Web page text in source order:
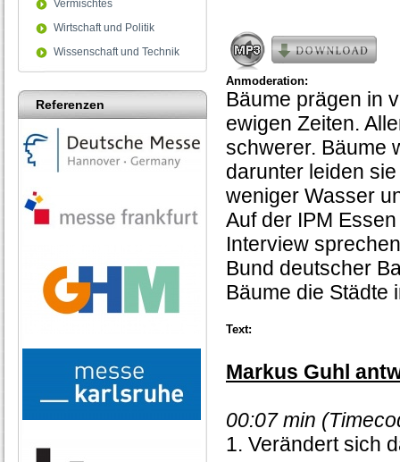
Vermischtes
Wirtschaft und Politik
Wissenschaft und Technik
Referenzen
Anmoderation:
Bäume prägen in
ewigen Zeiten.
schwerer. Bäume
darunter leiden
weniger Wasser
Auf der IPM
Interview
Bund deutscher
Bäume die
Text:
Markus Guhl
00:07 min
1. Verändert sich